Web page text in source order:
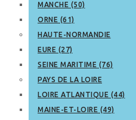
MANCHE (50)
ORNE (61)
HAUTE-NORMANDIE
EURE (27)
SEINE MARITIME (76)
PAYS DE LA LOIRE
LOIRE ATLANTIQUE (44)
MAINE-ET-LOIRE (49)